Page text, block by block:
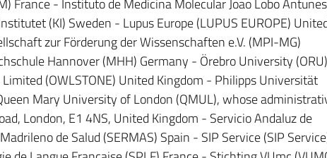
France - Instituto de Medicina Molecular Joao Lobo Antunes
(KI) Sweden - Lupus Europe (LUPUS EUROPE)
zur Förderung der Wissenschaften e.V. (MPI-MG)
Hannover (MHH) Germany - Örebro University (ORU)
(OWLSTONE) United Kingdom - Philipps Universität
Mary University of London (QMUL), whose
London, E1 4NS, United Kingdom - Servicio Andaluz de
de Salud (SERMAS) Spain - SIP Service (SIP